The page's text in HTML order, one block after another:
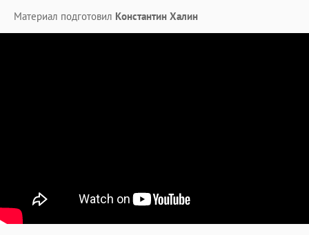
Материал подготовил Константин Халин